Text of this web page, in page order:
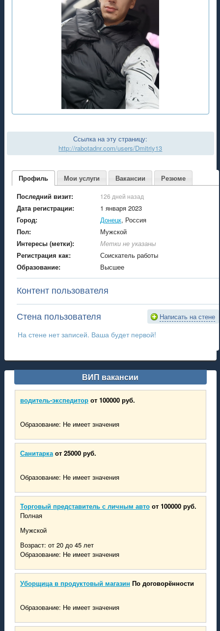
Ссылка на эту страницу:
http://rabotadnr.com/users/Dmitriy13
Профиль Мои услуги Вакансии
Резюме
Последний визит:
126 дней назад
Дата регистрации:
1 января 2023
Город:
Донецк, Россия
Пол:
Мужской
Интересы (метки):
Метки не указаны
Регистрация как:
Соискатель работы
Образование:
Высшее
Контент пользователя
Стена пользователя Написать на стене
На стене нет записей. Ваша будет первой!
ВИП вакансии
водитель-экспедитор от 100000 руб.
Образование: Не имеет значения
Санитарка от 25000 руб.
Образование: Не имеет значения
Торговый представитель с личным авто от 100000 руб.
Полная
Мужской
Возраст: от 20 до 45 лет
Образование: Не имеет значения
Уборщица в продуктовый магазин По договорённости
Образование: Не имеет значения